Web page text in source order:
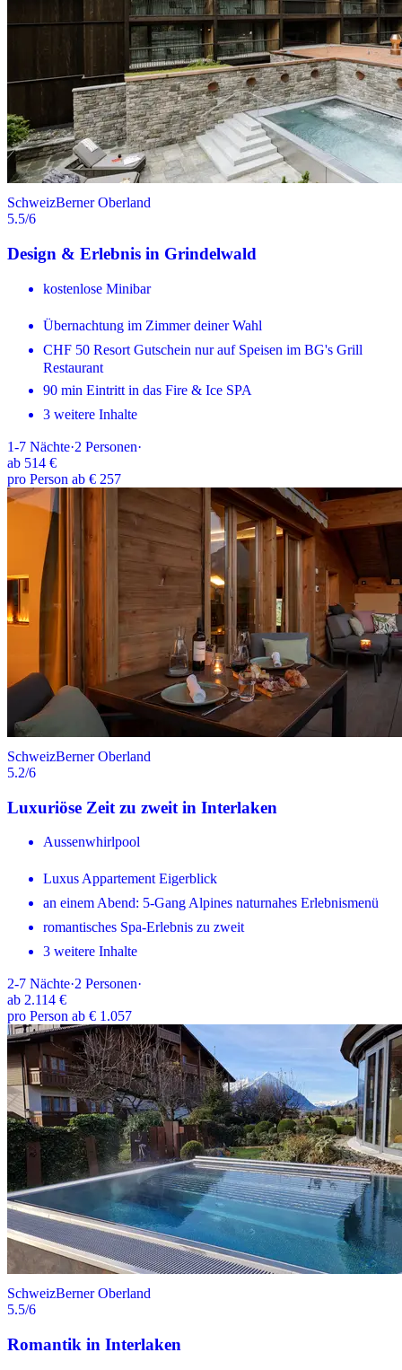
SchweizBerner Oberland
5.5/6
Design & Erlebnis in Grindelwald
kostenlose Minibar
Übernachtung im Zimmer deiner Wahl
CHF 50 Resort Gutschein nur auf Speisen im BG's Grill
Restaurant
90 min Eintritt in das Fire & Ice SPA
3 weitere Inhalte
1-7 Nächte·2 Personen·
ab 514 €
pro Person ab € 257
SchweizBerner Oberland
5.2/6
Luxuriöse Zeit zu zweit in Interlaken
Aussenwhirlpool
Luxus Appartement Eigerblick
an einem Abend: 5-Gang Alpines naturnahes Erlebnismenü
romantisches Spa-Erlebnis zu zweit
3 weitere Inhalte
2-7 Nächte·2 Personen·
ab 2.114 €
pro Person ab € 1.057
SchweizBerner Oberland
5.5/6
Romantik in Interlaken